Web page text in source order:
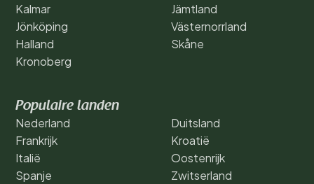
Kalmar
Jönköping
Halland
Kronoberg
Jämtland
Västernorrland
Skåne
Populaire landen
Nederland
Frankrijk
Italië
Spanje
Duitsland
Kroatië
Oostenrijk
Zwitserland